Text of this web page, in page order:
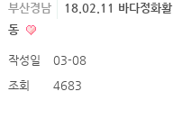
부산경남
18.02.11 바다정화활
동
작성일
03-08
조회
4683